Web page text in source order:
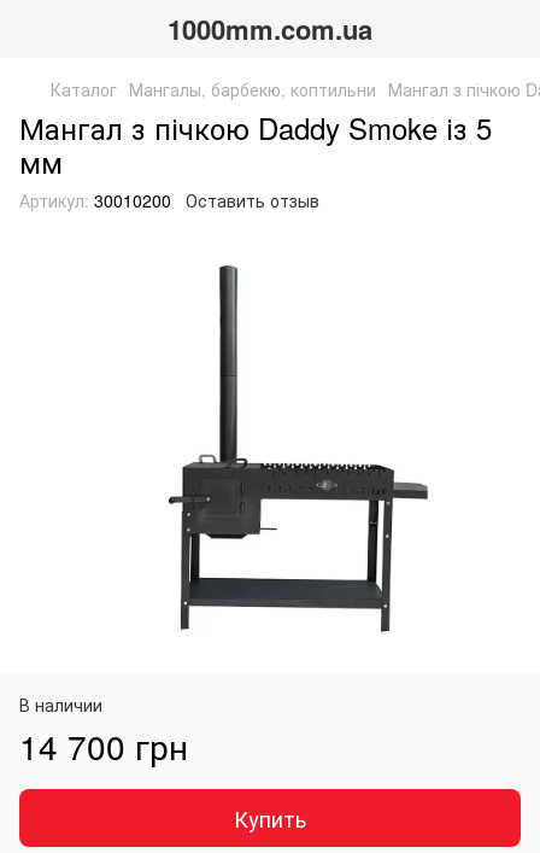
1000mm.com.ua
Каталог Мангалы, барбекю, коптильни Мангал з пічкою
Мангал з пічкою Daddy Smoke із 5
мм
Артикул: 30010200 Оставить отзыв
В наличии
14 700 грн
Купить